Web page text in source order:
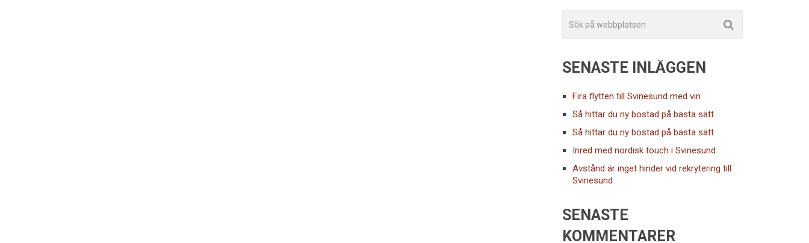
SENASTE INLÄGGEN
Fira flytten till Svinesund med vin
Så hittar du ny bostad på bästa sätt
Så hittar du ny bostad på bästa sätt
Inred med nordisk touch i Svinesund
Avstånd är inget hinder vid rekrytering till
Svinesund
SENASTE
KOMMENTARER